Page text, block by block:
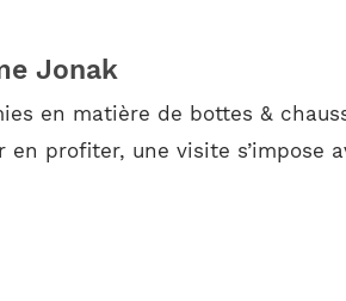
Jonak
en matière de bottes &
en profiter, une visite s’impose